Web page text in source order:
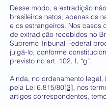
Desse modo, a extradição
brasileiros natos, apenas os
e os estrangeiros. Nos casos
de extradição recebidos no
Supremo Tribunal Federal
julgá-lo, conforme
previsto no art. 102, I, “g”.
Ainda, no ordenamento legal,
pela Lei 6.815/80[3], nos
artigos correspondentes,